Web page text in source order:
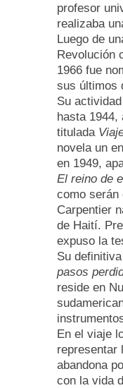
profesor
realizaba
Luego de
Revolución
1966 fue
sus últimos
Su
hasta 1944,
titulada
novela un
en 1949,
El reino de
como serán
Carpentier
de Haití.
expuso la
Su
pasos
reside en
En el viaje
representar
abandona
con la vida